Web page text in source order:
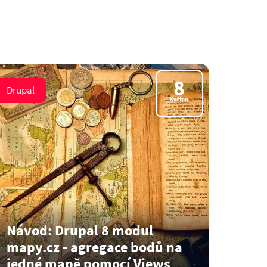
8
Květen
Drupal
Návod: Drupal 8 modul
mapy.cz - agregace bodů na